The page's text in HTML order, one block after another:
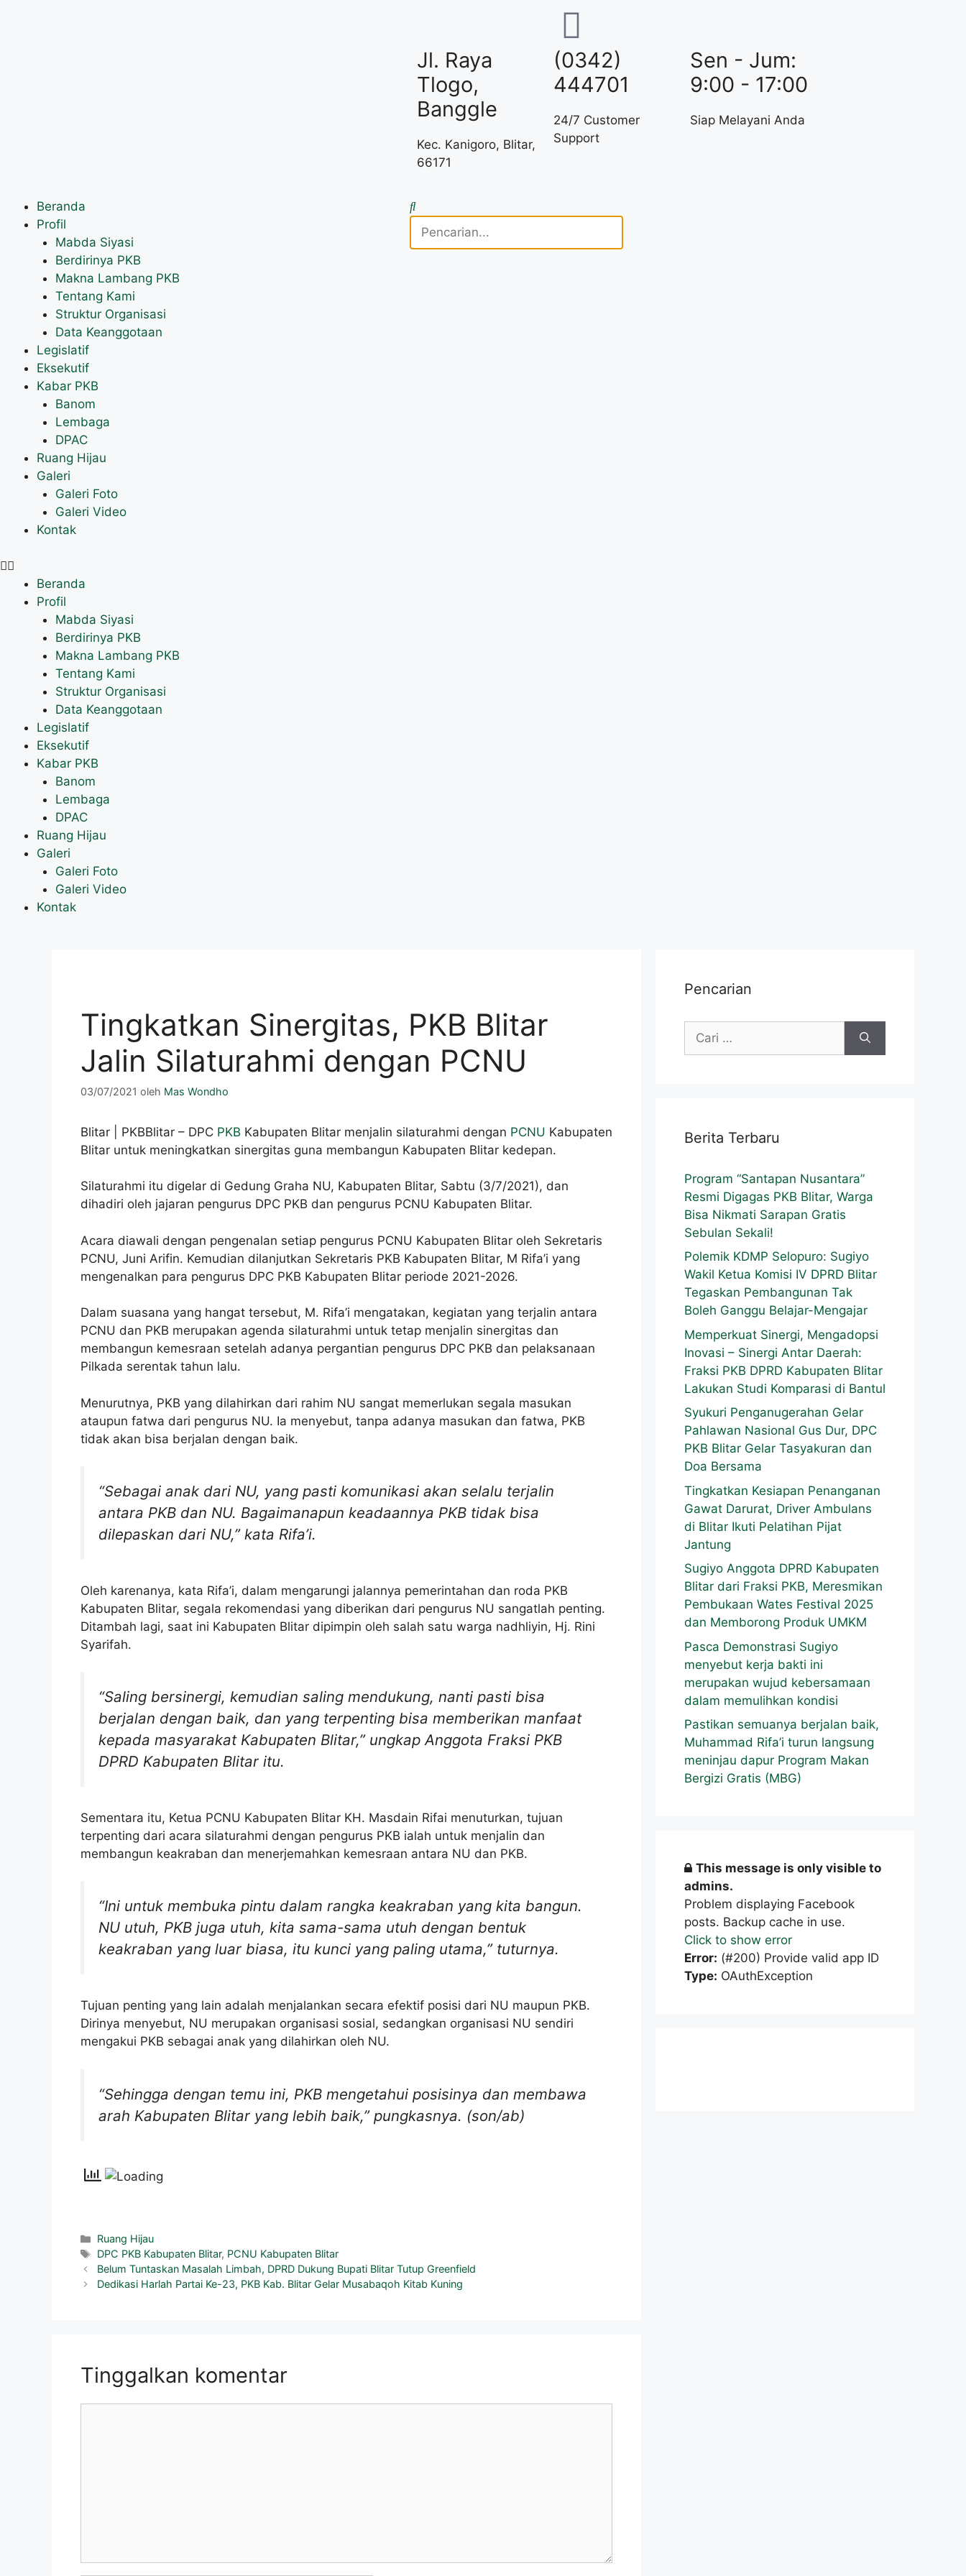
Jl. Raya
Tlogo,
Banggle
Kec. Kanigoro, Blitar,
66171
(0342)
444701
24/7 Customer
Support
Sen - Jum:
9:00 - 17:00
Siap Melayani Anda
Beranda
Profil
Mabda Siyasi
Berdirinya PKB
Makna Lambang PKB
Tentang Kami
Struktur Organisasi
Data Keanggotaan
Legislatif
Eksekutif
Kabar PKB
Banom
Lembaga
DPAC
Ruang Hijau
Galeri
Galeri Foto
Galeri Video
Kontak
Beranda
Profil
Mabda Siyasi
Berdirinya PKB
Makna Lambang PKB
Tentang Kami
Struktur Organisasi
Data Keanggotaan
Legislatif
Eksekutif
Kabar PKB
Banom
Lembaga
DPAC
Ruang Hijau
Galeri
Galeri Foto
Galeri Video
Kontak
Tingkatkan Sinergitas, PKB Blitar
Jalin Silaturahmi dengan PCNU
03/07/2021 oleh Mas Wondho
Blitar | PKBBlitar – DPC PKB Kabupaten Blitar menjalin silaturahmi dengan PCNU Kabupaten
Blitar untuk meningkatkan sinergitas guna membangun Kabupaten Blitar kedepan.
Silaturahmi itu digelar di Gedung Graha NU, Kabupaten Blitar, Sabtu (3/7/2021), dan
dihadiri oleh jajaran pengurus DPC PKB dan pengurus PCNU Kabupaten Blitar.
Acara diawali dengan pengenalan setiap pengurus PCNU Kabupaten Blitar oleh Sekretaris
PCNU, Juni Arifin. Kemudian dilanjutkan Sekretaris PKB Kabupaten Blitar, M Rifa’i yang
mengenalkan para pengurus DPC PKB Kabupaten Blitar periode 2021-2026.
Dalam suasana yang hangat tersebut, M. Rifa’i mengatakan, kegiatan yang terjalin antara
PCNU dan PKB merupakan agenda silaturahmi untuk tetap menjalin sinergitas dan
membangun kemesraan setelah adanya pergantian pengurus DPC PKB dan pelaksanaan
Pilkada serentak tahun lalu.
Menurutnya, PKB yang dilahirkan dari rahim NU sangat memerlukan segala masukan
ataupun fatwa dari pengurus NU. Ia menyebut, tanpa adanya masukan dan fatwa, PKB
tidak akan bisa berjalan dengan baik.
“Sebagai anak dari NU, yang pasti komunikasi akan selalu terjalin
antara PKB dan NU. Bagaimanapun keadaannya PKB tidak bisa
dilepaskan dari NU,” kata Rifa’i.
Oleh karenanya, kata Rifa’i, dalam mengarungi jalannya pemerintahan dan roda PKB
Kabupaten Blitar, segala rekomendasi yang diberikan dari pengurus NU sangatlah penting.
Ditambah lagi, saat ini Kabupaten Blitar dipimpin oleh salah satu warga nadhliyin, Hj. Rini
Syarifah.
“Saling bersinergi, kemudian saling mendukung, nanti pasti bisa
berjalan dengan baik, dan yang terpenting bisa memberikan manfaat
kepada masyarakat Kabupaten Blitar,” ungkap Anggota Fraksi PKB
DPRD Kabupaten Blitar itu.
Sementara itu, Ketua PCNU Kabupaten Blitar KH. Masdain Rifai menuturkan, tujuan
terpenting dari acara silaturahmi dengan pengurus PKB ialah untuk menjalin dan
membangun keakraban dan menerjemahkan kemesraan antara NU dan PKB.
“Ini untuk membuka pintu dalam rangka keakraban yang kita bangun.
NU utuh, PKB juga utuh, kita sama-sama utuh dengan bentuk
keakraban yang luar biasa, itu kunci yang paling utama,” tuturnya.
Tujuan penting yang lain adalah menjalankan secara efektif posisi dari NU maupun PKB.
Dirinya menyebut, NU merupakan organisasi sosial, sedangkan organisasi NU sendiri
mengakui PKB sebagai anak yang dilahirkan oleh NU.
“Sehingga dengan temu ini, PKB mengetahui posisinya dan membawa
arah Kabupaten Blitar yang lebih baik,” pungkasnya. (son/ab)
Ruang Hijau
DPC PKB Kabupaten Blitar, PCNU Kabupaten Blitar
Belum Tuntaskan Masalah Limbah, DPRD Dukung Bupati Blitar Tutup Greenfield
Dedikasi Harlah Partai Ke-23, PKB Kab. Blitar Gelar Musabaqoh Kitab Kuning
Tinggalkan komentar
Pencarian
Berita Terbaru
Program “Santapan Nusantara”
Resmi Digagas PKB Blitar, Warga
Bisa Nikmati Sarapan Gratis
Sebulan Sekali!
Polemik KDMP Selopuro: Sugiyo
Wakil Ketua Komisi IV DPRD Blitar
Tegaskan Pembangunan Tak
Boleh Ganggu Belajar-Mengajar
Memperkuat Sinergi, Mengadopsi
Inovasi – Sinergi Antar Daerah:
Fraksi PKB DPRD Kabupaten Blitar
Lakukan Studi Komparasi di Bantul
Syukuri Penganugerahan Gelar
Pahlawan Nasional Gus Dur, DPC
PKB Blitar Gelar Tasyakuran dan
Doa Bersama
Tingkatkan Kesiapan Penanganan
Gawat Darurat, Driver Ambulans
di Blitar Ikuti Pelatihan Pijat
Jantung
Sugiyo Anggota DPRD Kabupaten
Blitar dari Fraksi PKB, Meresmikan
Pembukaan Wates Festival 2025
dan Memborong Produk UMKM
Pasca Demonstrasi Sugiyo
menyebut kerja bakti ini
merupakan wujud kebersamaan
dalam memulihkan kondisi
Pastikan semuanya berjalan baik,
Muhammad Rifa’i turun langsung
meninjau dapur Program Makan
Bergizi Gratis (MBG)
This message is only visible to
admins.
Problem displaying Facebook
posts. Backup cache in use.
Click to show error
Error: (#200) Provide valid app ID
Type: OAuthException